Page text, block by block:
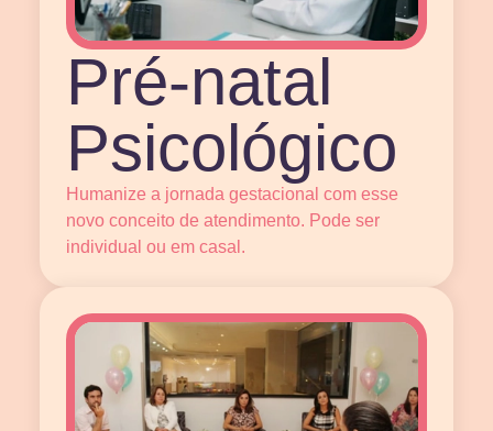
Pré-natal
Psicológico
Humanize a jornada gestacional com esse
novo conceito de atendimento. Pode ser
individual ou em casal.